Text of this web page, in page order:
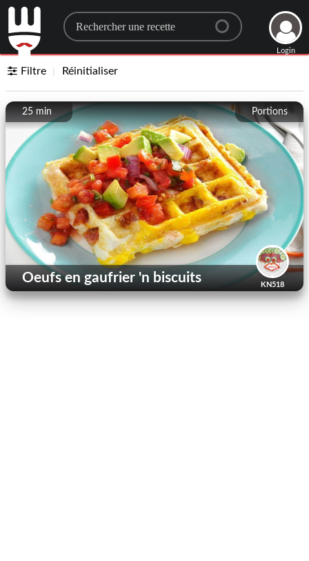
Search for a recipe
Login
Filtre Réinitialiser
Portions
25 min
KN518
Oeufs en gaufrier 'n biscuits